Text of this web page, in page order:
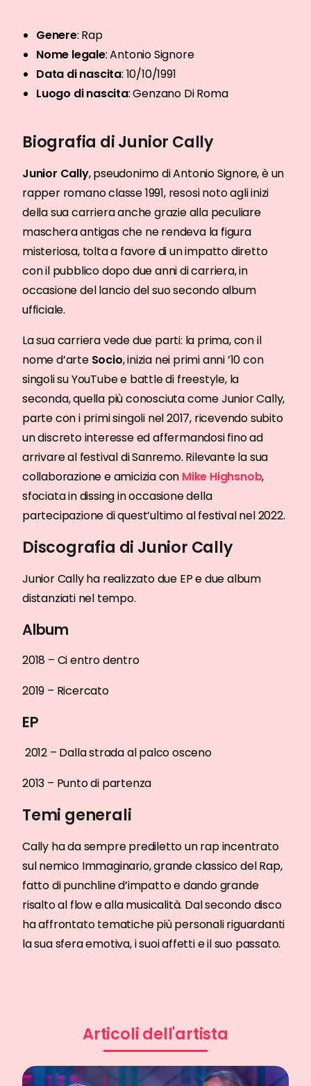
Genere: Rap
Nome legale:Antonio Signore
Data di nascita: 10/10/1991
Luogo di nascita:Genzano Di Roma
Biografia di Junior Cally
Junior Cally, pseudonimo di Antonio Signore, è un
rapper romano classe 1991, resosi noto agli inizi
della sua carriera anche grazie alla peculiare
maschera antigas che ne rendeva la figura
misteriosa, tolta a favore di un impatto diretto
con il pubblico dopo due anni di carriera, in
occasione del lancio del suo secondo album
ufficiale.
La sua carriera vede due parti: la prima, con il
nome d’arte Socio, inizia nei primi anni ’10 con
singoli su YouTube e battle di freestyle, la
seconda, quella più conosciuta come Junior Cally,
parte con i primi singoli nel 2017, ricevendo subito
un discreto interesse ed affermandosi fino ad
arrivare al festival di Sanremo. Rilevante la sua
collaborazione e amicizia con Mike Highsnob,
sfociata in dissing in occasione della
partecipazione di quest’ultimo al festival nel 2022.
Discografia di Junior Cally
Junior Cally ha realizzato due EP e due album
distanziati nel tempo.
Album
2018 – Ci entro dentro
2019 – Ricercato
EP
2012 – Dalla strada al palco osceno
2013 – Punto di partenza
Temi generali
Cally ha da sempre prediletto un rap incentrato
sul nemico Immaginario, grande classico del Rap,
fatto di punchline d’impatto e dando grande
risalto al flow e alla musicalità. Dal secondo disco
ha affrontato tematiche più personali riguardanti
la sua sfera emotiva, i suoi affetti e il suo passato.
Articoli dell'artista